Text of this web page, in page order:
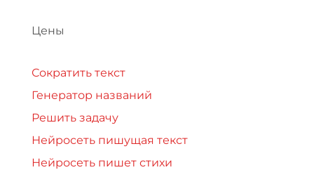
Цены
Сократить текст
Генератор названий
Решить задачу
Нейросеть пишущая текст
Нейросеть пишет стихи